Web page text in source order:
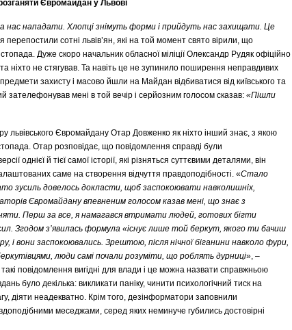
Євромайдан у Львові
нас нападати. Хлопці знімуть форми і прийдуть нас захищати. Це
перепостили сотні львів’ян, які на той момент свято вірили, що
Дуже скоро начальник обласної міліції Олександр Рудяк офіційно
ніхто не стягував. Та навіть це не зупинило поширення неправдивих
захисту і масово йшли на Майдан відбиватися від київського та
зателефонував мені в той вечір і серйозним голосом сказав:«Пішли
львівського Євромайдану Отар Довженко як ніхто інший знає, з якою
Отар розповідає, що повідомлення справді були
однієї й тієї самої історії, які різняться суттєвими деталями, він
саме на створення відчуття правдоподібності. «Стало
зусиль довелось докласти, щоб заспокоювати навколишніх,
Євромайдану впевненим голосом казав мені, що знає з
Перш за все, я намагався втримати людей, готових бігти
Згодом з’явилась формула «існує лише той беркут, якого ти бачиш
і вони заспокоювались. Зрештою, після нічної біганини навколо фури,
люди самі почали розуміти, що роблять дурниці», –
повідомлення вигідні для влади і це можна назвати справжньою
було декілька: викликати паніку, чинити психологічний тиск на
діяти неадекватно. Крім того, дезінформатори заповнили
меседжами, серед яких неминуче губились достовірні